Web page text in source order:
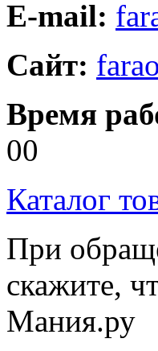
E-mail:
Сайт:
Время
00
Каталог
При
скажите,
Мания.ру